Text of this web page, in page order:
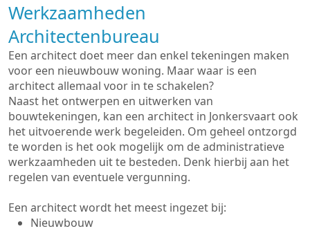
Werkzaamheden
Architectenbureau
Een architect doet meer dan enkel tekeningen maken
voor een nieuwbouw woning. Maar waar is een
architect allemaal voor in te schakelen?
Naast het ontwerpen en uitwerken van
bouwtekeningen, kan een architect in Jonkersvaart ook
het uitvoerende werk begeleiden. Om geheel ontzorgd
te worden is het ook mogelijk om de administratieve
werkzaamheden uit te besteden. Denk hierbij aan het
regelen van eventuele vergunning.
Een architect wordt het meest ingezet bij:
Nieuwbouw